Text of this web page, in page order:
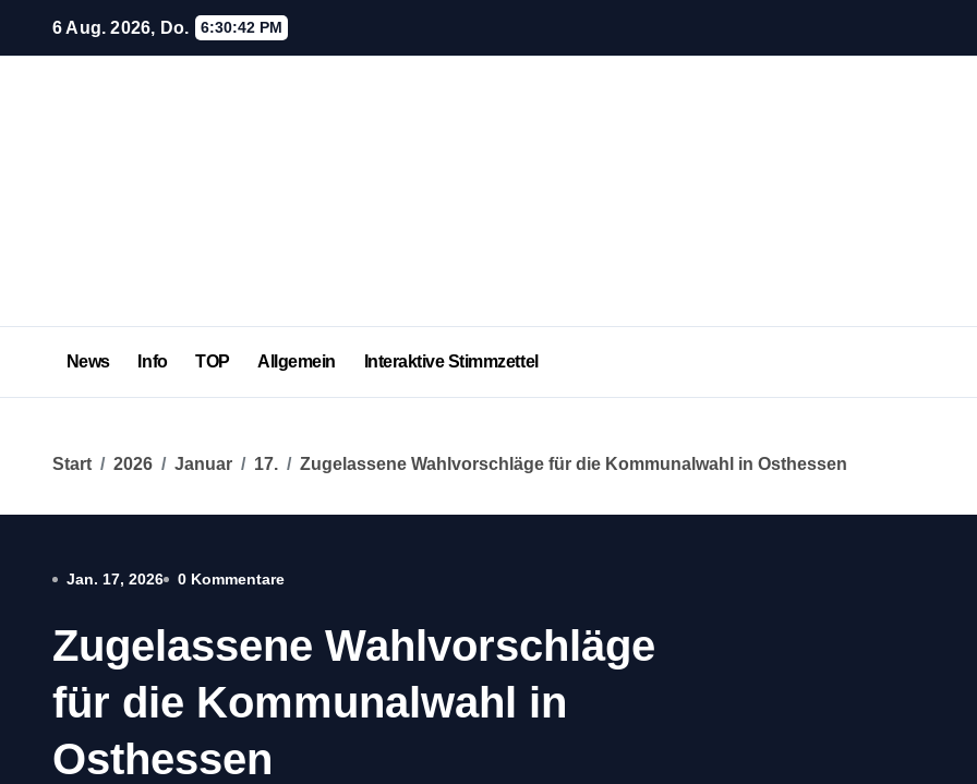
springen
6 Aug. 2026, Do. 6:30:42 PM
News Info TOP Allgemein Interaktive Stimmzettel
Start 2026 Januar 17. Zugelassene Wahlvorschläge für die Kommunalwahl in Osthessen
Jan. 17, 2026 0 Kommentare
Zugelassene Wahlvorschläge
für die Kommunalwahl in
Osthessen